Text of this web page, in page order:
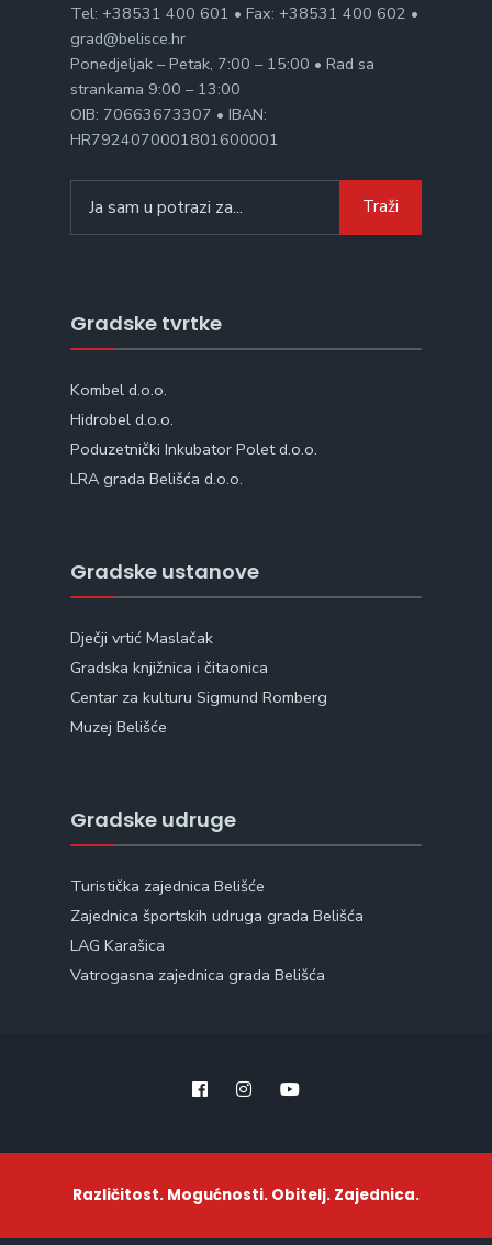
Tel: +38531 400 601 • Fax: +38531 400 602 •
grad@belisce.hr
Ponedjeljak – Petak, 7:00 – 15:00 • Rad sa
strankama 9:00 – 13:00
OIB: 70663673307 • IBAN:
HR7924070001801600001
for:
Traži
Gradske tvrtke
Kombel d.o.o.
Hidrobel d.o.o.
Poduzetnički Inkubator Polet d.o.o.
LRA grada Belišća d.o.o.
Gradske ustanove
Dječji vrtić Maslačak
Gradska knjižnica i čitaonica
Centar za kulturu Sigmund Romberg
Muzej Belišće
Gradske udruge
Turistička zajednica Belišće
Zajednica športskih udruga grada Belišća
LAG Karašica
Vatrogasna zajednica grada Belišća
Različitost. Mogućnosti. Obitelj. Zajednica.